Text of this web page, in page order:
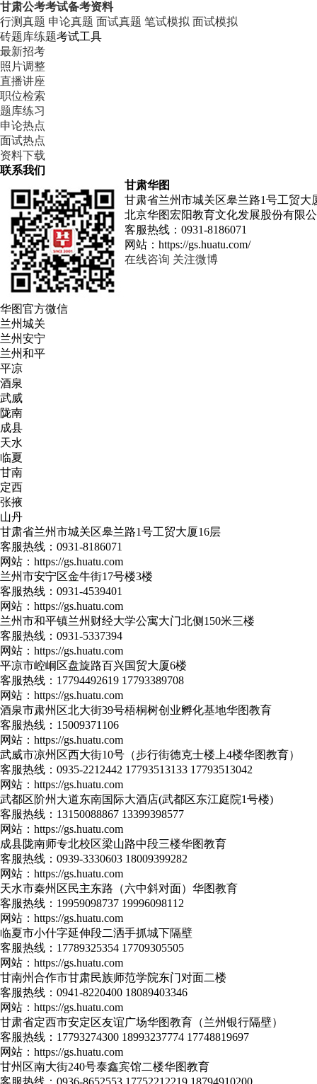
甘肃公考考试备考资料
行测真题 申论真题 面试真题 笔试模拟 面试模拟
砖题库练题考试工具
最新招考
照片调整
直播讲座
职位检索
题库练习
申论热点
面试热点
资料下载
联系我们
华图官方微信
甘肃华图
甘肃省兰州市城关区皋兰路1号工贸大
北京华图宏阳教育文化发展股份有限
客服热线： 0931-8186071
网站： https://gs.huatu.com/
在线咨询 关注微博
兰州城关
兰州安宁
兰州和平
平凉
酒泉
武威
陇南
成县
天水
临夏
甘南
定西
张掖
山丹
甘肃省兰州市城关区皋兰路1号工贸大厦16层
客服热线： 0931-8186071
网站： https://gs.huatu.com
兰州市安宁区金牛街17号楼3楼
客服热线： 0931-4539401
网站： https://gs.huatu.com
兰州市和平镇兰州财经大学公寓大门北侧150米三楼
客服热线： 0931-5337394
网站： https://gs.huatu.com
平凉市崆峒区盘旋路百兴国贸大厦6楼
客服热线： 17794492619 17793389708
网站： https://gs.huatu.com
酒泉市肃州区北大街39号梧桐树创业孵化基地华图教育
客服热线： 15009371106
网站： https://gs.huatu.com
武威市凉州区西大街10号（步行街德克士楼上4楼华图教育）
客服热线： 0935-2212442 17793513133 17793513042
网站： https://gs.huatu.com
武都区阶州大道东南国际大酒店(武都区东江庭院1号楼)
客服热线： 13150088867 13399398577
网站： https://gs.huatu.com
成县陇南师专北校区梁山路中段三楼华图教育
客服热线： 0939-3330603 18009399282
网站： https://gs.huatu.com
天水市秦州区民主东路（六中斜对面）华图教育
客服热线： 19959098737 19996098112
网站： https://gs.huatu.com
临夏市小什字延伸段二洒手抓城下隔壁
客服热线： 17789325354 17709305505
网站： https://gs.huatu.com
甘南州合作市甘肃民族师范学院东门对面二楼
客服热线： 0941-8220400 18089403346
网站： https://gs.huatu.com
甘肃省定西市安定区友谊广场华图教育（兰州银行隔壁）
客服热线： 17793274300 18993237774 17748819697
网站： https://gs.huatu.com
甘州区南大街240号泰鑫宾馆二楼华图教育
客服热线： 0936-8652553 17752212219 18794910200